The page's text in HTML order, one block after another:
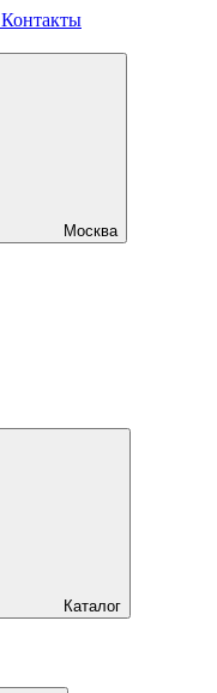
Контакты
Москва
Каталог